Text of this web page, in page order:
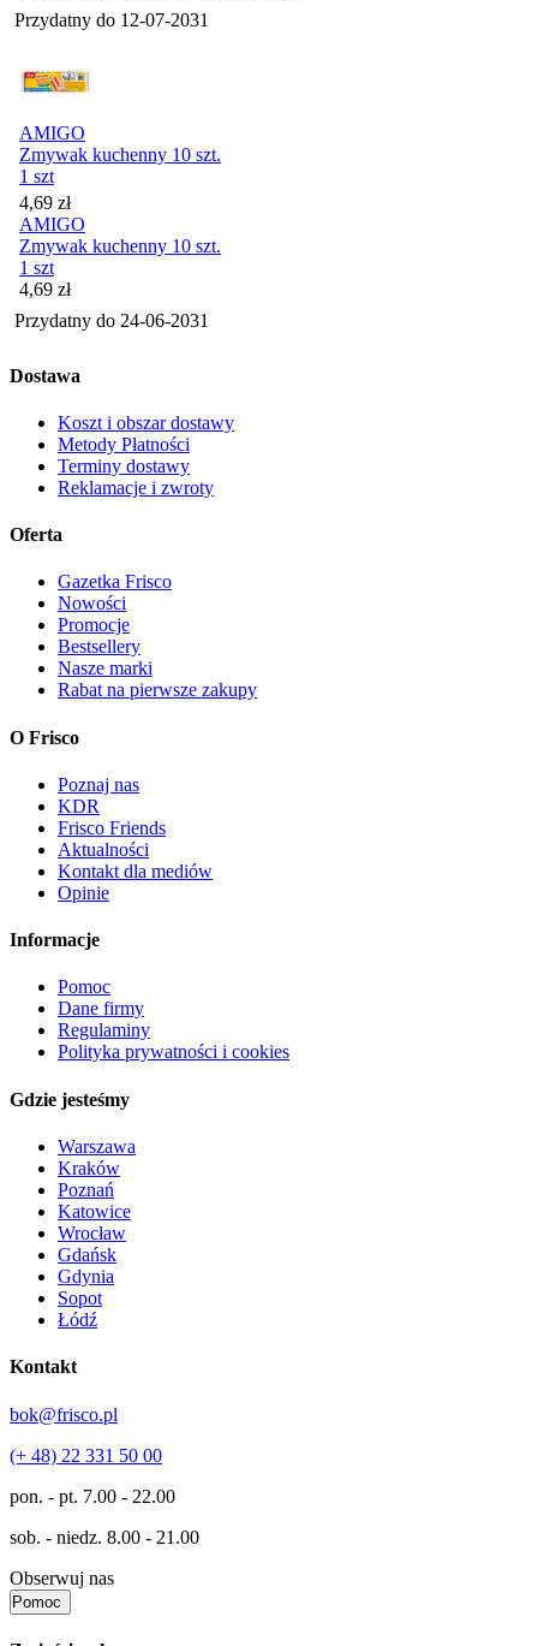
Przydatny do 12-07-2031
AMIGO
Zmywak kuchenny 10 szt.
1 szt
Cena
4,69 zł
AMIGO
Zmywak kuchenny 10 szt.
1 szt
Cena
4,69 zł
Przydatny do 24-06-2031
Dostawa
Koszt i obszar dostawy
Metody Płatności
Terminy dostawy
Reklamacje i zwroty
Oferta
Gazetka Frisco
Nowości
Promocje
Bestsellery
Nasze marki
Rabat na pierwsze zakupy
O Frisco
Poznaj nas
KDR
Frisco Friends
Aktualności
Kontakt dla mediów
Opinie
Informacje
Pomoc
Dane firmy
Regulaminy
Polityka prywatności i cookies
Gdzie jesteśmy
Warszawa
Kraków
Poznań
Katowice
Wrocław
Gdańsk
Gdynia
Sopot
Łódź
Kontakt
bok@frisco.pl
(+ 48) 22 331 50 00
pon. - pt. 7.00 - 22.00
sob. - niedz. 8.00 - 21.00
Obserwuj nas
Pomoc